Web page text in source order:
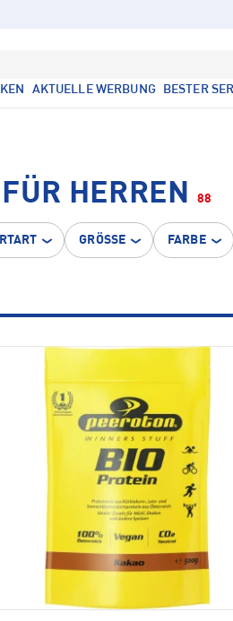
AKTUELLE WERBUNG BESTER
HERREN 88
GRÖSSE FARBE